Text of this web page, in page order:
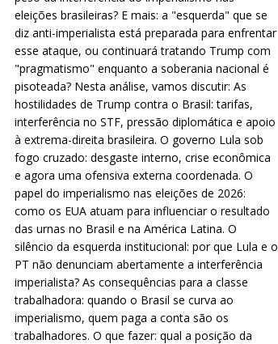
eleições brasileiras? E mais: a "esquerda" que se
diz anti-imperialista está preparada para enfrentar
esse ataque, ou continuará tratando Trump com
"pragmatismo" enquanto a soberania nacional é
pisoteada? Nesta análise, vamos discutir: As
hostilidades de Trump contra o Brasil: tarifas,
interferência no STF, pressão diplomática e apoio
à extrema-direita brasileira. O governo Lula sob
fogo cruzado: desgaste interno, crise econômica
e agora uma ofensiva externa coordenada. O
papel do imperialismo nas eleições de 2026:
como os EUA atuam para influenciar o resultado
das urnas no Brasil e na América Latina. O
silêncio da esquerda institucional: por que Lula e o
PT não denunciam abertamente a interferência
imperialista? As consequências para a classe
trabalhadora: quando o Brasil se curva ao
imperialismo, quem paga a conta são os
trabalhadores. O que fazer: qual a posição da